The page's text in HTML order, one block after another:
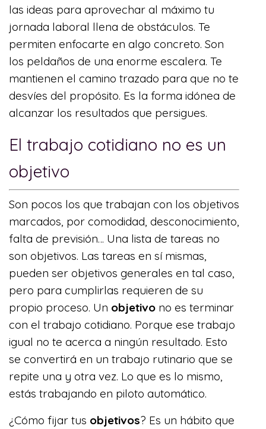
las ideas para aprovechar al máximo tu
jornada laboral llena de obstáculos. Te
permiten enfocarte en algo concreto. Son
los peldaños de una enorme escalera. Te
mantienen el camino trazado para que no te
desvíes del propósito. Es la forma idónea de
alcanzar los resultados que persigues.
El trabajo cotidiano no es un
objetivo
Son pocos los que trabajan con los objetivos
marcados, por comodidad, desconocimiento,
falta de previsión… Una lista de tareas no
son objetivos. Las tareas en sí mismas,
pueden ser objetivos generales en tal caso,
pero para cumplirlas requieren de su
propio proceso. Un objetivo no es terminar
con el trabajo cotidiano. Porque ese trabajo
igual no te acerca a ningún resultado. Esto
se convertirá en un trabajo rutinario que se
repite una y otra vez. Lo que es lo mismo,
estás trabajando en piloto automático.
¿Cómo fijar tus objetivos? Es un hábito que